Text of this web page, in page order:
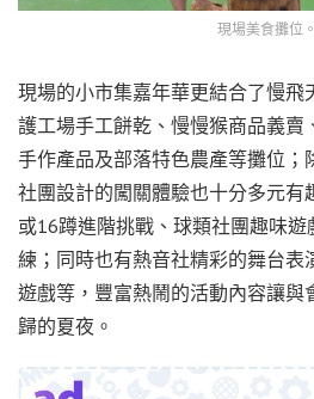
現場美食攤位。
現場的小市集嘉年華更結合了慢飛
護工場手工餅乾、慢慢猴商品義賣
手作產品及部落特色農產等攤位；
社團設計的闖關體驗也十分多元有
或16蹲進階挑戰、球類社團趣味遊
練；同時也有熱音社精彩的舞台表
遊戲等，豐富熱鬧的活動內容讓與
歸的夏夜。